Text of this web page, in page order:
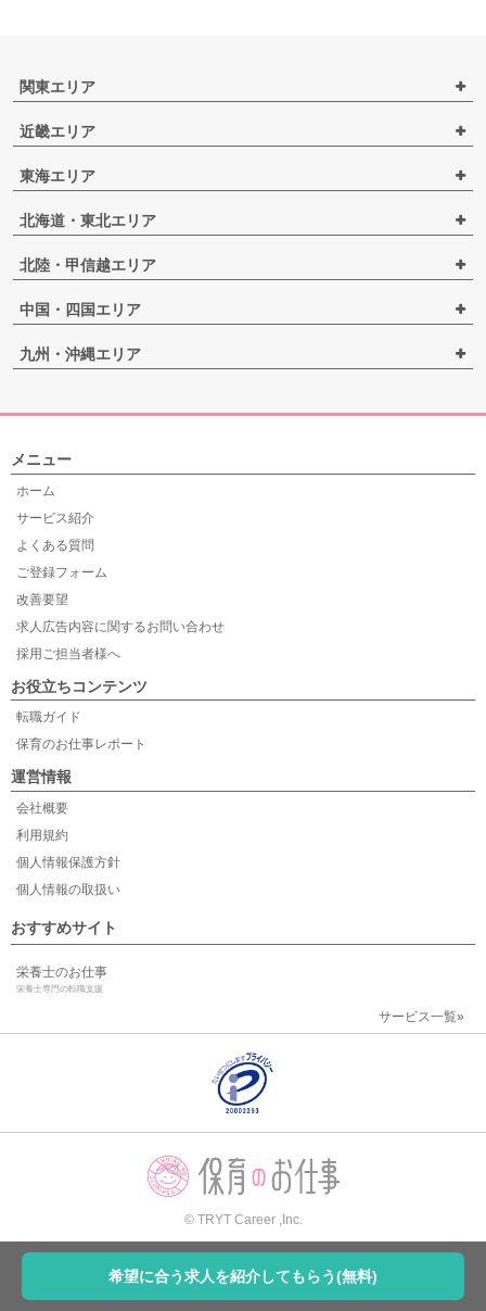
希望に合う求人を紹介してもらう(無料)
関東エリア
近畿エリア
東海エリア
北海道・東北エリア
北陸・甲信越エリア
中国・四国エリア
九州・沖縄エリア
メニュー
ホーム
サービス紹介
よくある質問
ご登録フォーム
改善要望
求人広告内容に関するお問い合わせ
採用ご担当者様へ
お役立ちコンテンツ
転職ガイド
保育のお仕事レポート
運営情報
会社概要
利用規約
個人情報保護方針
個人情報の取扱い
おすすめサイト
栄養士のお仕事
栄養士専門の転職支援
サービス一覧»
© TRYT Career ,Inc.